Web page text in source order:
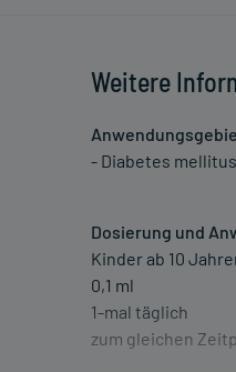
Weitere
- Diabetes
Dosierung und
Kinder ab 10
0,1 ml
1-mal täglich
zum gleichen